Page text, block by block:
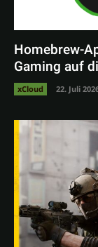
Homebrew-
Gaming auf
xCloud 22. Juli